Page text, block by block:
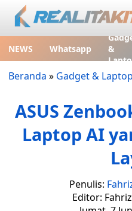
NEWS Whatsapp
&
Beranda » Gadget & Laptop
ASUS
Laptop AI
Penulis:
Editor: